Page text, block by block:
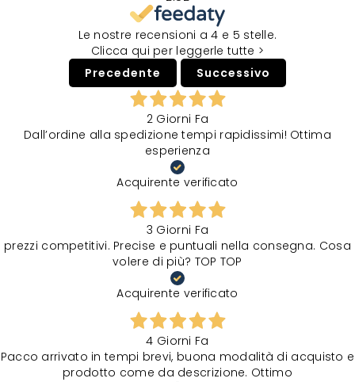
Le nostre recensioni a 4 e 5 stelle.
Clicca qui per leggerle tutte >
Precedente
Successivo
2 Giorni Fa
Dall’ordine alla spedizione tempi rapidissimi! Ottima
esperienza
Acquirente verificato
3 Giorni Fa
prezzi competitivi. Precise e puntuali nella consegna. Cosa
volere di più? TOP TOP
Acquirente verificato
4 Giorni Fa
Pacco arrivato in tempi brevi, buona modalità di acquisto e
prodotto come da descrizione. Ottimo